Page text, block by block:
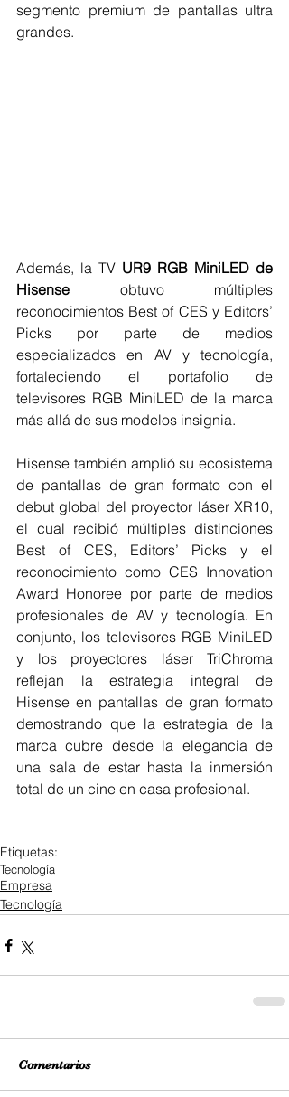
segmento premium de pantallas ultra
grandes.
Además, la TV UR9 RGB MiniLED de
Hisense obtuvo múltiples
reconocimientos Best of CES y Editors’
Picks por parte de medios
especializados en AV y tecnología,
fortaleciendo el portafolio de
televisores RGB MiniLED de la marca
más allá de sus modelos insignia.
Hisense también amplió su ecosistema
de pantallas de gran formato con el
debut global del proyector láser XR10,
el cual recibió múltiples distinciones
Best of CES, Editors’ Picks y el
reconocimiento como CES Innovation
Award Honoree por parte de medios
profesionales de AV y tecnología. En
conjunto, los televisores RGB MiniLED
y los proyectores láser TriChroma
reflejan la estrategia integral de
Hisense en pantallas de gran formato
demostrando que la estrategia de la
marca cubre desde la elegancia de
una sala de estar hasta la inmersión
total de un cine en casa profesional.
Etiquetas:
Tecnología
Empresa
Tecnología
Comentarios